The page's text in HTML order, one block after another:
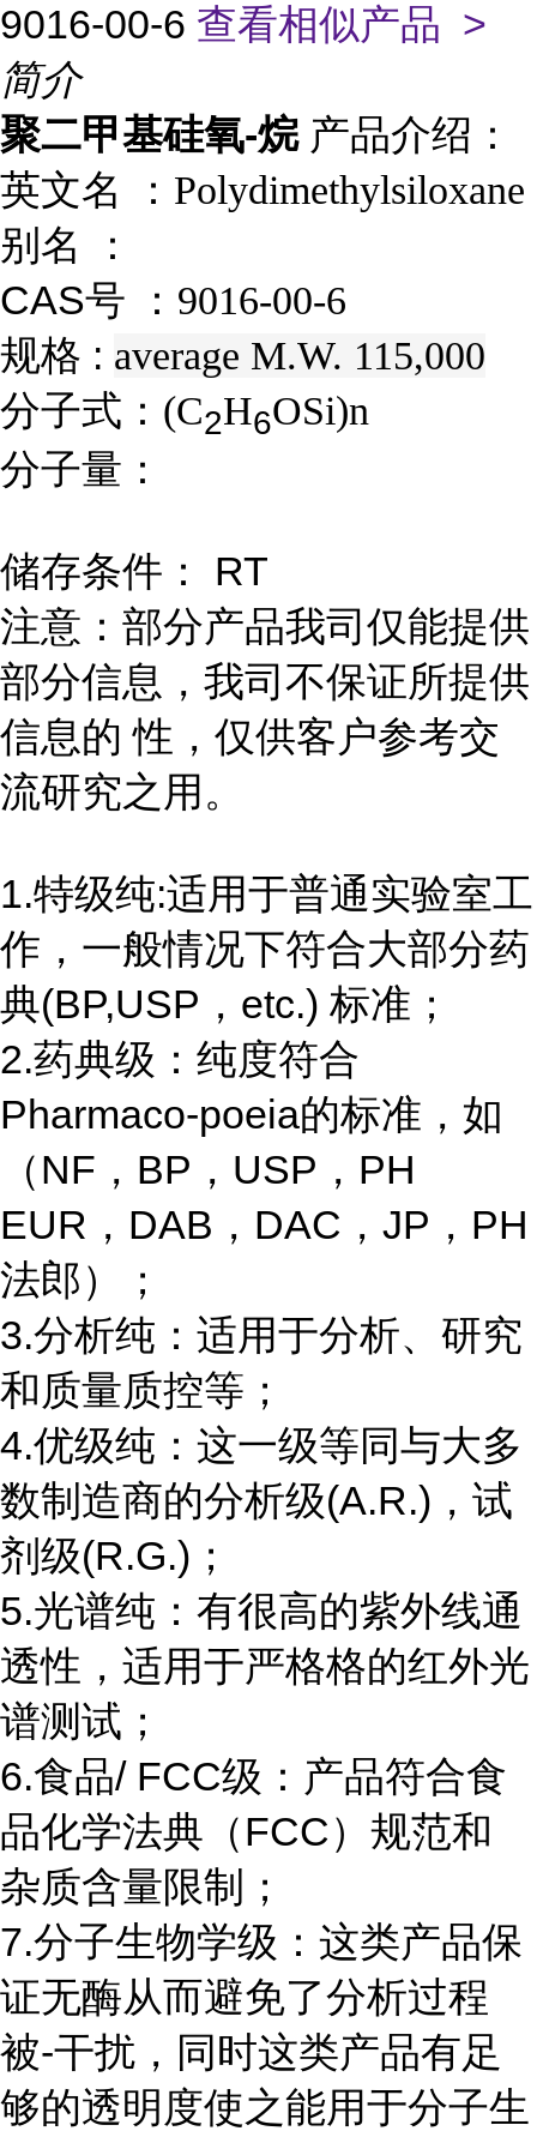
9016-00-6 查看相似产品 >
简介
聚二甲基硅氧-烷 产品介绍：
英文名 ： Polydimethylsiloxane
别名 ：
CAS号 ： 9016-00-6
规格 : average M.W. 115,000
分子式： (C2H6OSi)n
分子量：
储存条件： RT
注意：部分产品我司仅能提供
部分信息，我司不保证所提供
信息的 性，仅供客户参考交
流研究之用。
1.特级纯:适用于普通实验室工
作，一般情况下符合大部分药
典(BP,USP，etc.) 标准；
2.药典级：纯度符合
Pharmaco-poeia的标准，如
（NF，BP，USP，PH
EUR，DAB，DAC，JP，PH
法郎）；
3.分析纯：适用于分析、研究
和质量质控等；
4.优级纯：这一级等同与大多
数制造商的分析级(A.R.)，试
剂级(R.G.)；
5.光谱纯：有很高的紫外线通
透性，适用于严格格的红外光
谱测试；
6.食品/ FCC级：产品符合食
品化学法典（FCC）规范和
杂质含量限制；
7.分子生物学级：这类产品保
证无酶从而避免了分析过程
被-干扰，同时这类产品有足
够的透明度使之能用于分子生